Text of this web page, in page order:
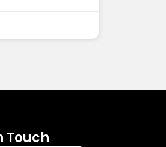
Touch